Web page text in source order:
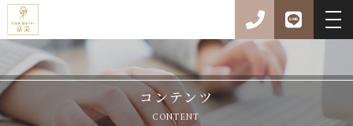
コンテンツ
CONTENT